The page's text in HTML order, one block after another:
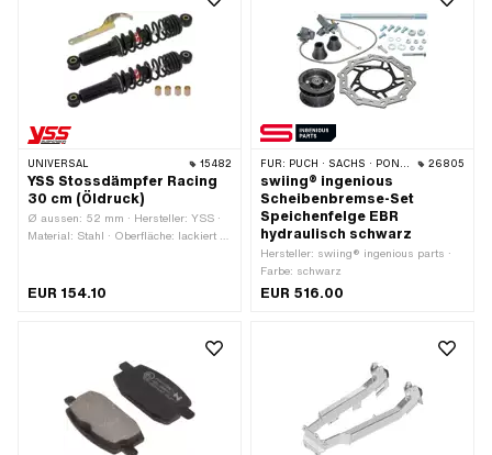
UNIVERSAL 15482
YSS Stossdämpfer Racing
30 cm (Öldruck)
Ø aussen: 52 mm · Hersteller: YSS ·
Material: Stahl · Oberfläche: lackiert ·
Gesamtlänge: 335 mm ·
Befestigung innen: 10 mm ·
Lochabstand: 330 mm
EUR 154.10
FÜR: PUCH · SACHS · PONY / CILO (BETA 521 & 512) · PIAGGIO 26805
swiing® ingenious
Scheibenbremse-Set
Speichenfelge EBR
hydraulisch schwarz
Hersteller: swiing® ingenious parts ·
Farbe: schwarz
EUR 516.00